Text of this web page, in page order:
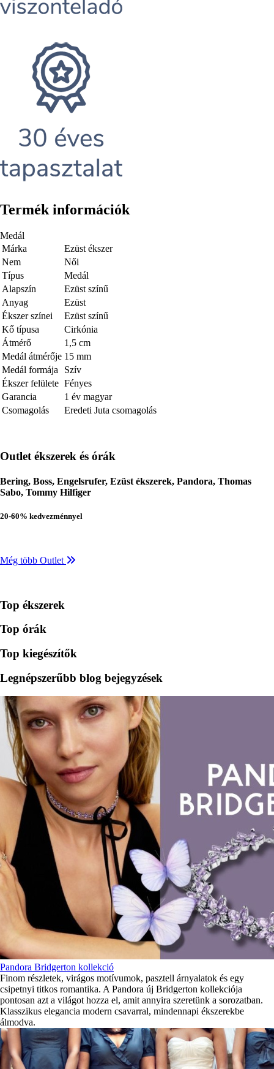
Termék információk
Medál
Márka
Ezüst ékszer
Nem
Női
Típus
Medál
Alapszín
Ezüst színű
Anyag
Ezüst
Ékszer színei
Ezüst színű
Kő típusa
Cirkónia
Átmérő
1,5 cm
Medál átmérője 15 mm
Medál formája
Szív
Ékszer felülete Fényes
Garancia
1 év magyar
Csomagolás
Eredeti Juta csomagolás
Outlet ékszerek és órák
Bering, Boss, Engelsrufer, Ezüst ékszerek, Pandora, Thomas
Sabo, Tommy Hilfiger
20-60% kedvezménnyel
Még több Outlet
Top ékszerek
Top órák
Top kiegészítők
Legnépszerűbb blog bejegyzések
Pandora Bridgerton kollekció
Finom részletek, virágos motívumok, pasztell árnyalatok és egy
csipetnyi titkos romantika. A Pandora új Bridgerton kollekciója
pontosan azt a világot hozza el, amit annyira szeretünk a sorozatban.
Klasszikus elegancia modern csavarral, mindennapi ékszerekbe
álmodva.